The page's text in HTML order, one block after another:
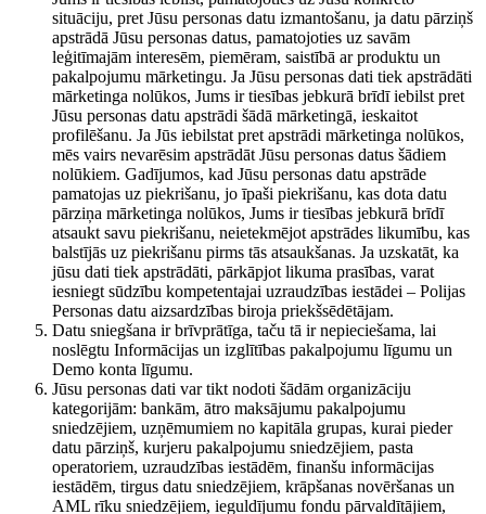
situāciju, pret Jūsu personas datu izmantošanu, ja datu pārziņš
apstrādā Jūsu personas datus, pamatojoties uz savām
leģitīmajām interesēm, piemēram, saistībā ar produktu un
pakalpojumu mārketingu. Ja Jūsu personas dati tiek apstrādāti
mārketinga nolūkos, Jums ir tiesības jebkurā brīdī iebilst pret
Jūsu personas datu apstrādi šādā mārketingā, ieskaitot
profilēšanu. Ja Jūs iebilstat pret apstrādi mārketinga nolūkos,
mēs vairs nevarēsim apstrādāt Jūsu personas datus šādiem
nolūkiem. Gadījumos, kad Jūsu personas datu apstrāde
pamatojas uz piekrišanu, jo īpaši piekrišanu, kas dota datu
pārziņa mārketinga nolūkos, Jums ir tiesības jebkurā brīdī
atsaukt savu piekrišanu, neietekmējot apstrādes likumību, kas
balstījās uz piekrišanu pirms tās atsaukšanas. Ja uzskatāt, ka
jūsu dati tiek apstrādāti, pārkāpjot likuma prasības, varat
iesniegt sūdzību kompetentajai uzraudzības iestādei – Polijas
Personas datu aizsardzības biroja priekšsēdētājam.
Datu sniegšana ir brīvprātīga, taču tā ir nepieciešama, lai
noslēgtu Informācijas un izglītības pakalpojumu līgumu un
Demo konta līgumu.
Jūsu personas dati var tikt nodoti šādām organizāciju
kategorijām: bankām, ātro maksājumu pakalpojumu
sniedzējiem, uzņēmumiem no kapitāla grupas, kurai pieder
datu pārziņš, kurjeru pakalpojumu sniedzējiem, pasta
operatoriem, uzraudzības iestādēm, finanšu informācijas
iestādēm, tirgus datu sniedzējiem, krāpšanas novēršanas un
AML rīku sniedzējiem, ieguldījumu fondu pārvaldītājiem,